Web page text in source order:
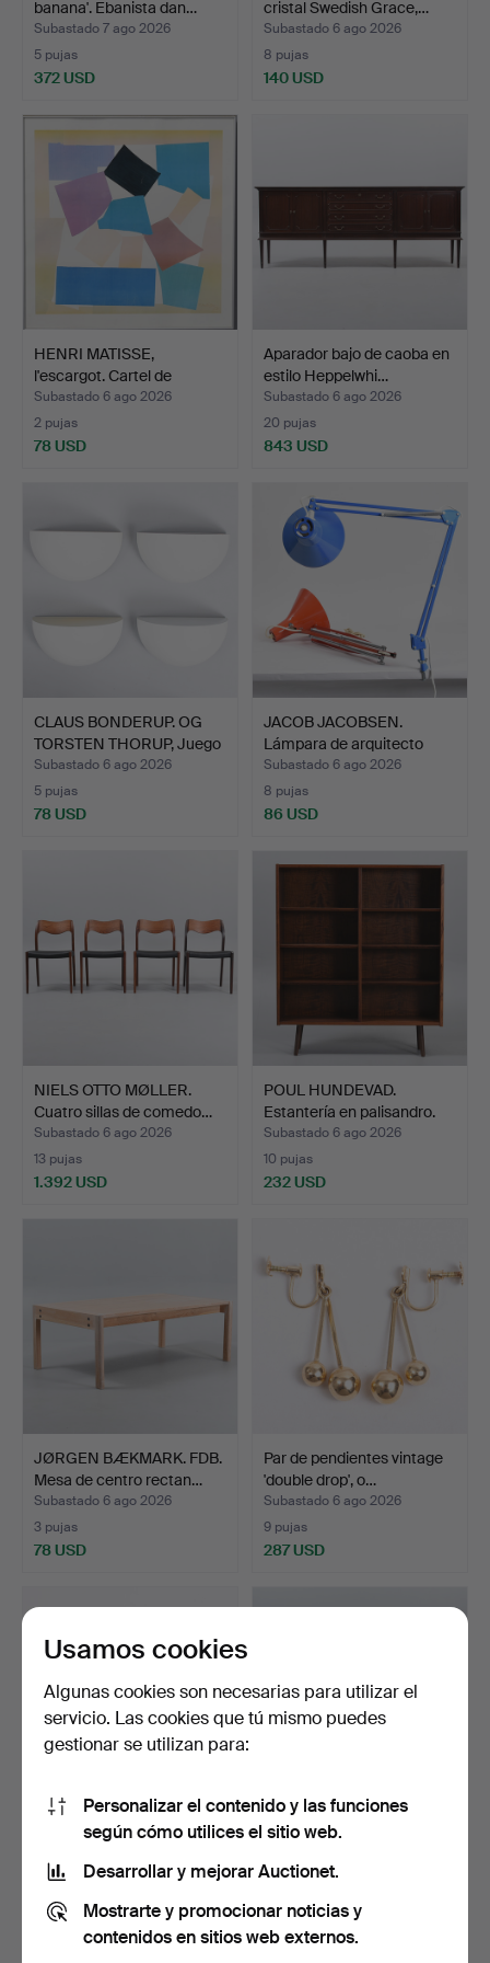
banana'. Ebanista dan…
Subastado 7 ago 2026
5 pujas
372 USD
cristal Swedish Grace,…
Subastado 6 ago 2026
8 pujas
140 USD
HENRI MATISSE,
l'escargot. Cartel de
expos…
Subastado 6 ago 2026
2 pujas
78 USD
Aparador bajo de caoba en
estilo Heppelwhi…
Subastado 6 ago 2026
20 pujas
843 USD
CLAUS BONDERUP. OG
TORSTEN THORUP, Juego
d…
Subastado 6 ago 2026
5 pujas
78 USD
JACOB JACOBSEN.
Lámpara de arquitecto
LUXO…
Subastado 6 ago 2026
8 pujas
86 USD
NIELS OTTO MØLLER.
Cuatro sillas de comedo…
Subastado 6 ago 2026
13 pujas
1.392 USD
POUL HUNDEVAD.
Estantería en palisandro.
D…
Subastado 6 ago 2026
10 pujas
232 USD
JØRGEN BÆKMARK. FDB.
Mesa de centro rectan…
Subastado 6 ago 2026
3 pujas
78 USD
Par de pendientes vintage
'double drop', o…
Subastado 6 ago 2026
9 pujas
287 USD
NOOMI BACKHAUSEN.
Fuente grande, Søholm St…
Subastado 6 ago 2026
55 USD
SEVERIN HANSEN. Mesa
Subastado 6 ago 2026
1.548 USD
Usamos cookies
Algunas cookies son necesarias para utilizar el
servicio. Las cookies que tú mismo puedes
gestionar se utilizan para:
Personalizar el contenido y las funciones
según cómo utilices el sitio web.
Desarrollar y mejorar Auctionet.
Mostrarte y promocionar noticias y
contenidos en sitios web externos.